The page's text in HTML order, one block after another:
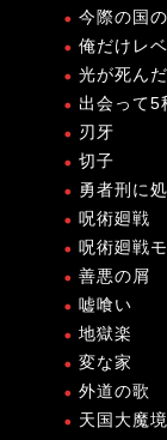
今際の国
俺だけレ
光が死ん
出会って5
刃牙
切子
勇者刑に
呪術廻戦
呪術廻戦
善悪の屑
嘘喰い
地獄楽
変な家
外道の歌
天国大魔境